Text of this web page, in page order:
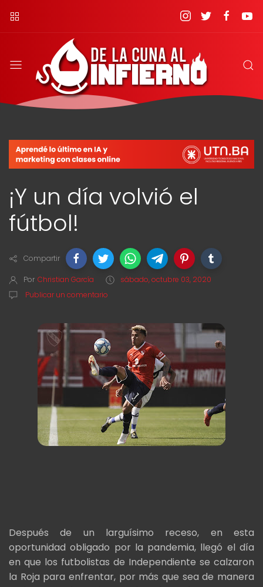
¡Y un día volvió el
fútbol!
Compartir
Por Christian García
sábado, octubre 03, 2020
Publicar un comentario
Después de un larguísimo receso, en esta
oportunidad obligado por la pandemia, llegó el día
en que los futbolistas de Independiente se calzaron
la Roja para enfrentar, por más que sea de manera